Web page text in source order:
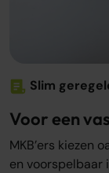
Slim
Voor een
MKB’ers kiezen
en voorspelbaar